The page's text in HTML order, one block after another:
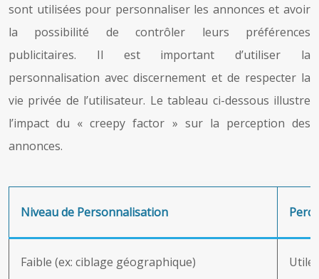
sont utilisées pour personnaliser les annonces et avoir
la possibilité de contrôler leurs préférences
publicitaires. Il est important d’utiliser la
personnalisation avec discernement et de respecter la
vie privée de l’utilisateur. Le tableau ci-dessous illustre
l’impact du « creepy factor » sur la perception des
annonces.
Niveau de Personnalisation
Faible (ex: ciblage géographique) Utile